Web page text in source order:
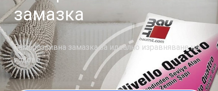
замазка
Саморазливна замазка за идеално изравняване на
подове.